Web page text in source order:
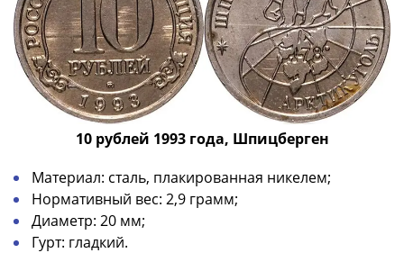
10 рублей 1993 года, Шпицберген
Материал: сталь, плакированная никелем;
Нормативный вес: 2,9 грамм;
Диаметр: 20 мм;
Гурт: гладкий.